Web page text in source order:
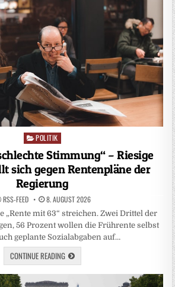
Posted
in
POLITIK
Stimmung“ – Riesige
sich gegen Rentenpläne der
Regierung
RSS-FEED 8. AUGUST 2026
„Rente mit 63“ streichen. Zwei Drittel der
56 Prozent wollen die Frührente selbst
geplante Sozialabgaben auf…
CONTINUE READING